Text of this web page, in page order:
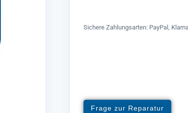
Sichere Zahlungsarten: PayPal,
Frage zur Reparatur